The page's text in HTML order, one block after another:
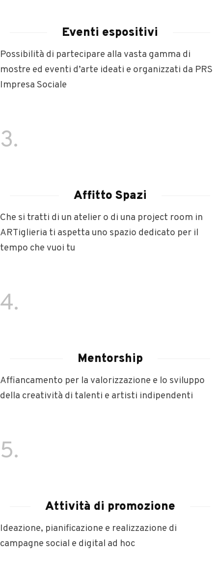
Eventi espositivi
Possibilità di partecipare alla vasta gamma di
mostre ed eventi d’arte ideati e organizzati da PRS
Impresa Sociale
3.
Affitto Spazi
Che si tratti di un atelier o di una project room in
ARTiglieria ti aspetta uno spazio dedicato per il
tempo che vuoi tu
4.
Mentorship
Affiancamento per la valorizzazione e lo sviluppo
della creatività di talenti e artisti indipendenti
5.
Attività di promozione
Ideazione, pianificazione e realizzazione di
campagne social e digital ad hoc